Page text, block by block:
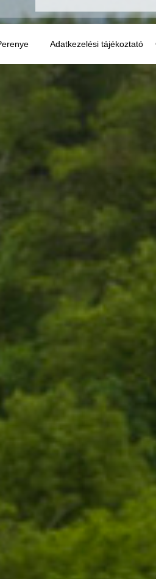
Adatkezelési tájékoztató